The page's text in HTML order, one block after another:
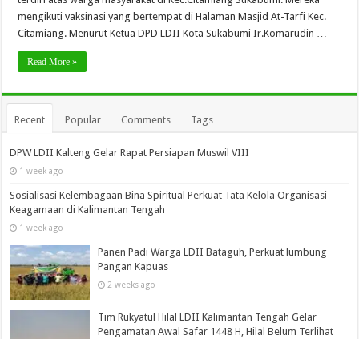
mengikuti vaksinasi yang bertempat di Halaman Masjid At-Tarfi Kec.
Citamiang. Menurut Ketua DPD LDII Kota Sukabumi Ir.Komarudin …
Read More »
Recent Popular Comments Tags
DPW LDII Kalteng Gelar Rapat Persiapan Muswil VIII
1 week ago
Sosialisasi Kelembagaan Bina Spiritual Perkuat Tata Kelola Organisasi
Keagamaan di Kalimantan Tengah
1 week ago
Panen Padi Warga LDII Bataguh, Perkuat lumbung
Pangan Kapuas
2 weeks ago
Tim Rukyatul Hilal LDII Kalimantan Tengah Gelar
Pengamatan Awal Safar 1448 H, Hilal Belum Terlihat